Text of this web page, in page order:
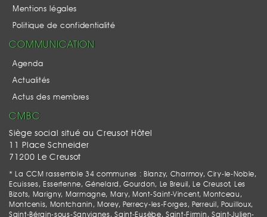
Mentions légales
Politique de confidentialité
COMMUNICATION
Agenda
Actualités
Actus des membres
CMBC
Siège social situé au Creusot Hôtel
11 Place Schneider
71200 Le Creusot
* La CCM rassemble 34 communes : Blanzy, Charmoy, Ciry-le-Noble,
Ecuisses, Essertenne, Génelard, Gourdon, Le Breuil, Le Creusot, Les
Bizots, Marigny, Marmagne, Mary, Mont-Saint-Vincent, Montceau,
Montcenis, Montchanin, Morey, Perrecy-les-Forges, Perreuil, Pouilloux,
Saint-Bérain-sous-Sanvignes, Saint-Eusèbe, Saint-Firmin, Saint-Julien-